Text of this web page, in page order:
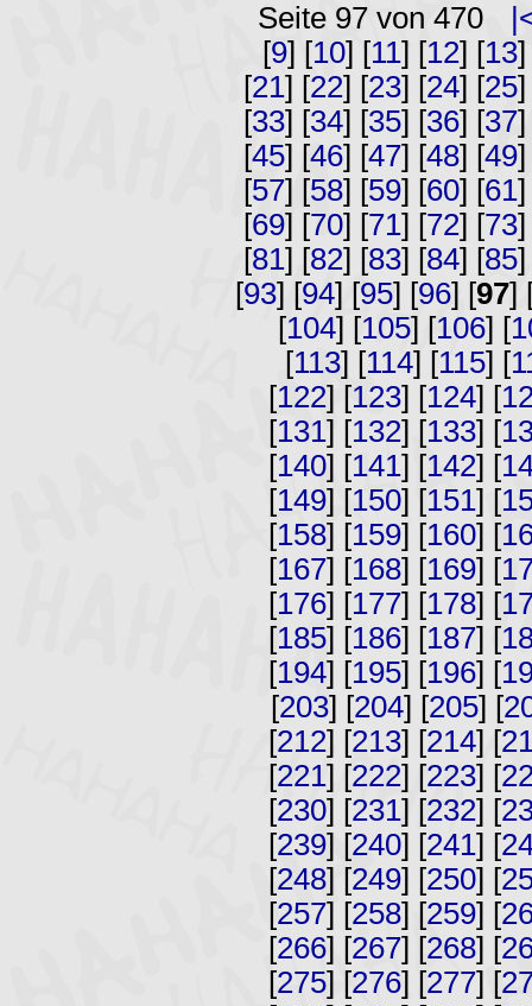
Seite 97 von 470
[9] [10] [11] [12] [13]
[21] [22] [23] [24] [25]
[33] [34] [35] [36] [37]
[45] [46] [47] [48] [49]
[57] [58] [59] [60] [61]
[69] [70] [71] [72] [73]
[81] [82] [83] [84] [85]
[93] [94] [95] [96] [97]
[104] [105] [106] [
[113] [114] [115] [
[122] [123] [124] [
[131] [132] [133] [
[140] [141] [142] [
[149] [150] [151] [
[158] [159] [160] [
[167] [168] [169] [
[176] [177] [178] [
[185] [186] [187] [
[194] [195] [196] [
[203] [204] [205] [
[212] [213] [214] [
[221] [222] [223] [
[230] [231] [232] [
[239] [240] [241] [
[248] [249] [250] [
[257] [258] [259] [
[266] [267] [268] [
[275] [276] [277] [